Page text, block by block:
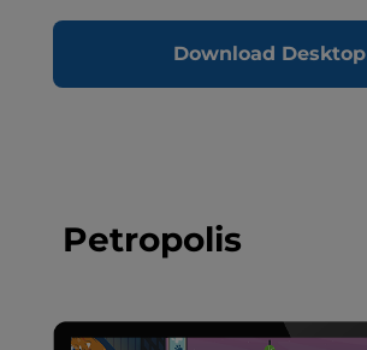
Download Desktop
Petropolis